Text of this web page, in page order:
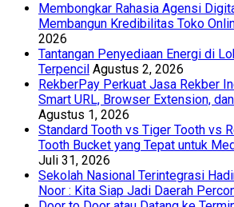
Membongkar Rahasia Agensi
Membangun Kredibilitas Toko
2026
Tantangan Penyediaan Energi di
Terpencil Agustus 2, 2026
RekberPay Perkuat Jasa Rekber
Smart URL, Browser Extension,
Agustus 1, 2026
Standard Tooth vs Tiger Tooth vs
Tooth Bucket yang Tepat untuk
Juli 31, 2026
Sekolah Nasional Terintegrasi
Noor : Kita Siap Jadi Daerah